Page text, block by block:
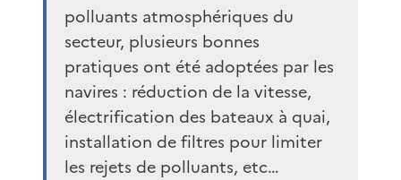
polluants atmosphériques du
secteur, plusieurs bonnes
pratiques ont été adoptées par les
navires : réduction de la vitesse,
électrification des bateaux à quai,
installation de filtres pour limiter
les rejets de polluants, etc…